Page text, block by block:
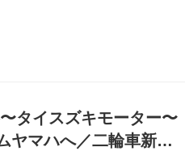
タイスズキモーター〜
ヤマハへ／二輪車新聞